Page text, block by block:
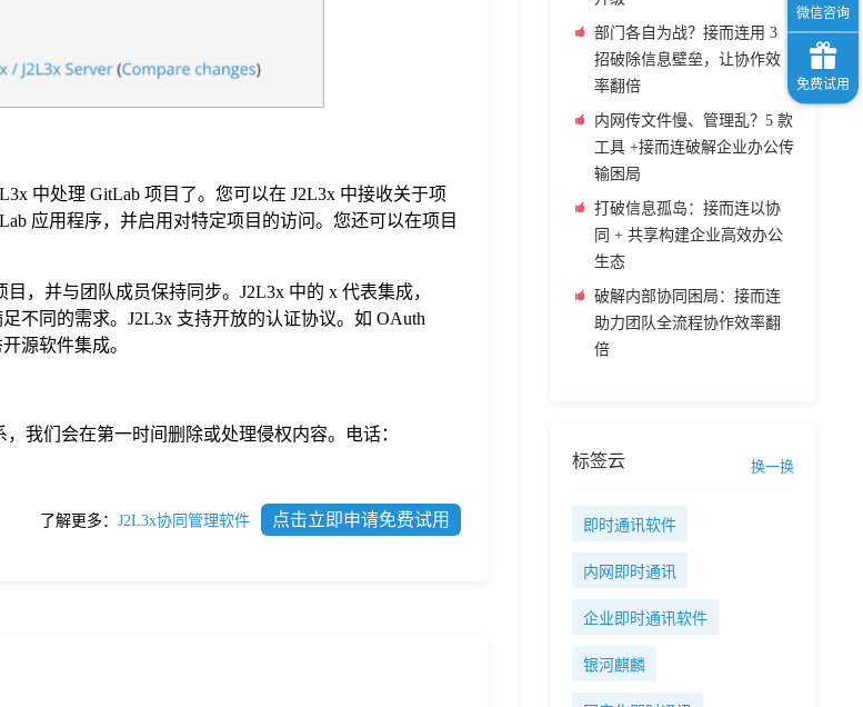
中处理 GitLab 项目了。您可以在 J2L3x 中接收关于项
应用程序，并启用对特定项目的访问。您还可以在项目
，并与团队成员保持同步。J2L3x 中的 x 代表集成，
不同的需求。J2L3x 支持开放的认证协议。如 OAuth
源软件集成。
我们会在第一时间删除或处理侵权内容。电话：
了解更多： J2L3x协同管理软件 点击立即申请免费试用
部门各自为战？接而连用 3
招破除信息壁垒，让协作效
率翻倍
内网传文件慢、管理乱？5 款
工具 +接而连破解企业办公传
输困局
打破信息孤岛：接而连以协
同 + 共享构建企业高效办公
生态
破解内部协同困局：接而连
助力团队全流程协作效率翻
倍
标签云 换一换
即时通讯软件
内网即时通讯
企业即时通讯软件
银河麒麟